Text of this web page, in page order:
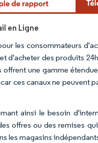
en Ligne
les consommateurs
d'acheter des produits
une gamme
ces canaux ne peuvent
ainsi le besoin
offres ou des remises
les magasins